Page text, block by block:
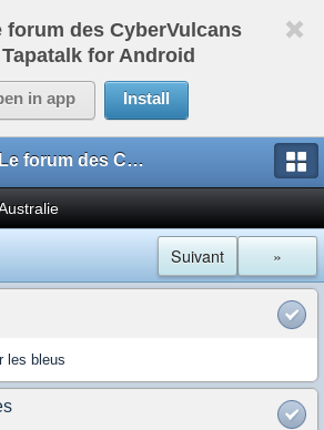
forum des CyberVulcans
for Android
in app Install
Le forum des CyberVulcans
»
Suivant
les bleus